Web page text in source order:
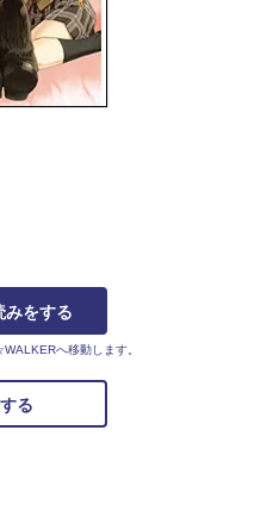
みをする
へ移動します。
る